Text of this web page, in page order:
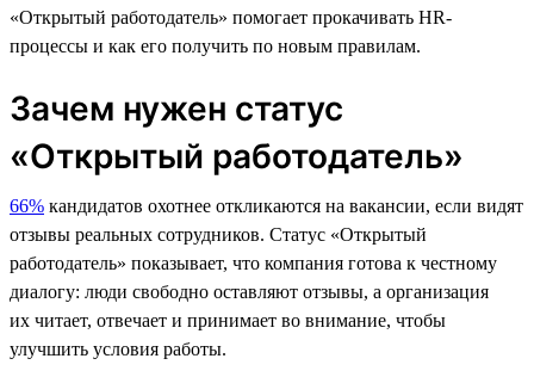
«Открытый работодатель» помогает прокачивать HR-
процессы и как его получить по новым правилам.
Зачем нужен статус
«Открытый работодатель»
66% кандидатов охотнее откликаются на вакансии, если видят
отзывы реальных сотрудников. Статус «Открытый
работодатель» показывает, что компания готова к честному
диалогу: люди свободно оставляют отзывы, а организация
их читает, отвечает и принимает во внимание, чтобы
улучшить условия работы.